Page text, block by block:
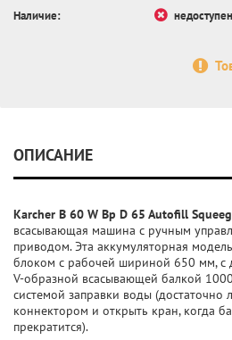
Наличие:
недоступен
ОПИСАНИЕ
Karcher B 60 W Bp D 65 Autofill
всасывающая машина с ручным
приводом. Эта аккумуляторная
блоком с рабочей шириной 650 мм, с
V-образной всасывающей балкой
системой заправки воды (достаточно
коннектором и открыть кран, когда
прекратится).